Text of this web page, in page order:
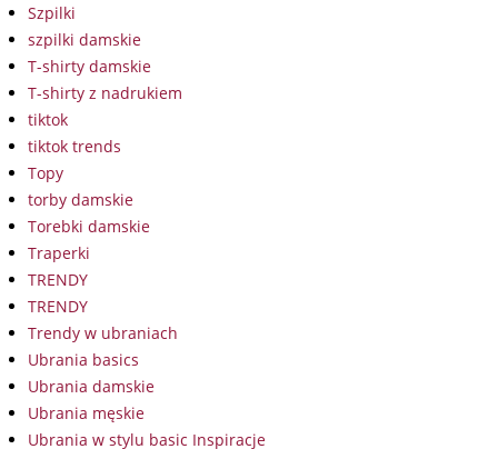
Szpilki
szpilki damskie
T-shirty damskie
T-shirty z nadrukiem
tiktok
tiktok trends
Topy
torby damskie
Torebki damskie
Traperki
TRENDY
TRENDY
Trendy w ubraniach
Ubrania basics
Ubrania damskie
Ubrania męskie
Ubrania w stylu basic Inspiracje